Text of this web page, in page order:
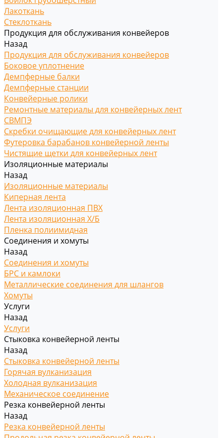
Лакоткань
Стеклоткань
Продукция для обслуживания конвейеров
Назад
Продукция для обслуживания конвейеров
Боковое уплотнение
Демпферные балки
Демпферные станции
Конвейерные ролики
Ремонтные материалы для конвейерных лент
СВМПЭ
Скребки очищающие для конвейерных лент
Футеровка барабанов конвейерной ленты
Чистящие щетки для конвейерных лент
Изоляционные материалы
Назад
Изоляционные материалы
Киперная лента
Лента изоляционная ПВХ
Лента изоляционная Х/Б
Пленка полиимидная
Соединения и хомуты
Назад
Соединения и хомуты
БРС и камлоки
Металлические соединения для шлангов
Хомуты
Услуги
Назад
Услуги
Стыковка конвейерной ленты
Назад
Стыковка конвейерной ленты
Горячая вулканизация
Холодная вулканизация
Механическое соединение
Резка конвейерной ленты
Назад
Резка конвейерной ленты